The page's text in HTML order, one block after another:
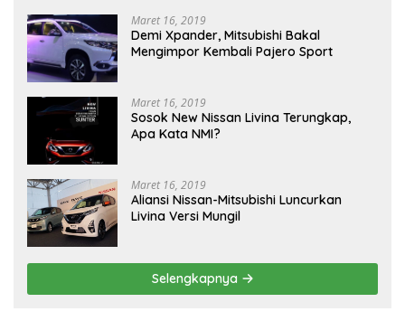
Maret 16, 2019
Demi Xpander, Mitsubishi Bakal
Mengimpor Kembali Pajero Sport
Maret 16, 2019
Sosok New Nissan Livina Terungkap,
Apa Kata NMI?
Maret 16, 2019
Aliansi Nissan-Mitsubishi Luncurkan
Livina Versi Mungil
Selengkapnya